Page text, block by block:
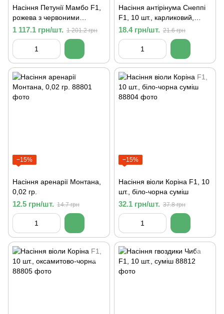
Насіння Петунії Мамбо F1,
рожева з червоними
прожилками, 1000 шт.
(драж.), мультифлора
1 117.1 грн/шт. 1 201.2 грн
Насіння антірінума Снеппі
F1, 10 шт., карликовий,
суміш
18.4 грн/шт. 21.6 грн
−15%
Насіння аренарії Монтана,
0,02 гр.
12.5 грн/шт. 14.7 грн
−15%
Насіння віоли Коріна F1, 10
шт., біло-чорна суміш
32.1 грн/шт. 37.8 грн